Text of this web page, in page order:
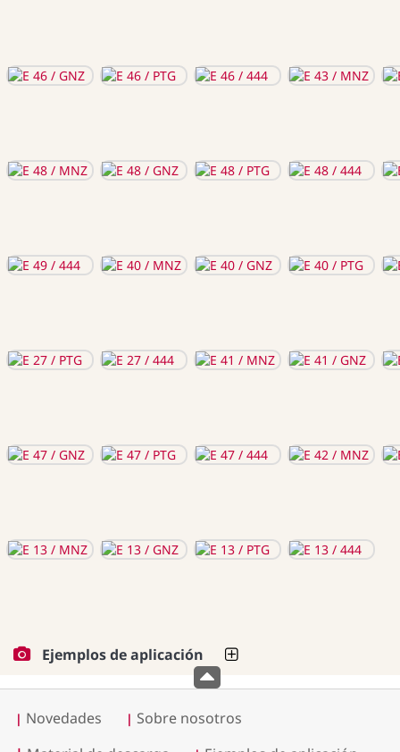
Ejemplos de aplicación
| Novedades | Sobre nosotros